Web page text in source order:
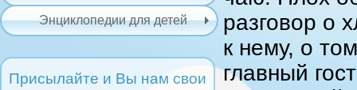
Энциклопедии для детей
Присылайте и Вы нам свои
разговор о
к нему, о
главный